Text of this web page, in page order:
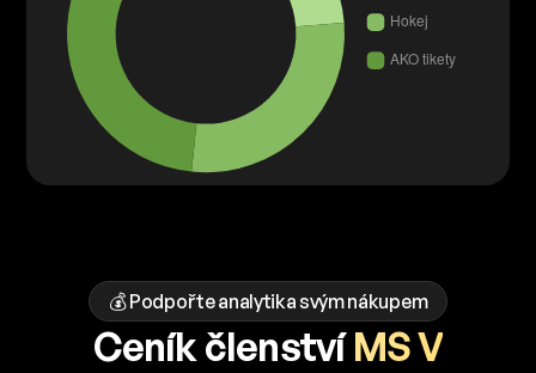
💰 Podpořte analytika svým nákupem
Ceník členstvíMS V